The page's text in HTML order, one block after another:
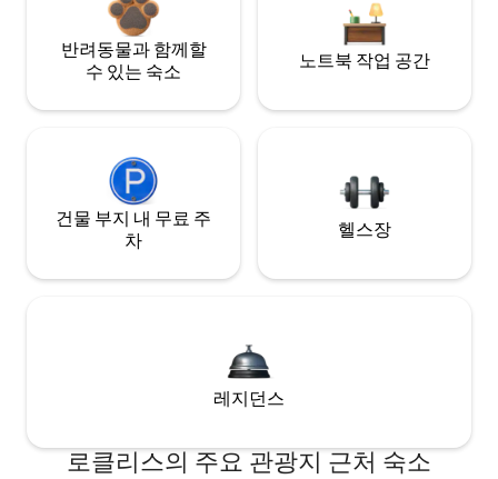
반려동물과 함께할
수 있는 숙소
노트북 작업 공간
건물 부지 내 무료 주
차
헬스장
레지던스
로클리스의 주요 관광지 근처 숙소